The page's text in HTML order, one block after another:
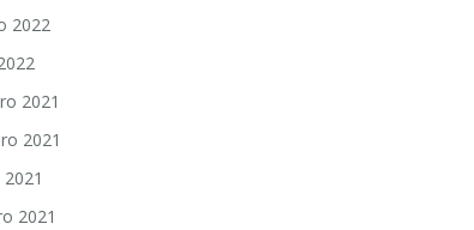
2022
2021
2021
2021